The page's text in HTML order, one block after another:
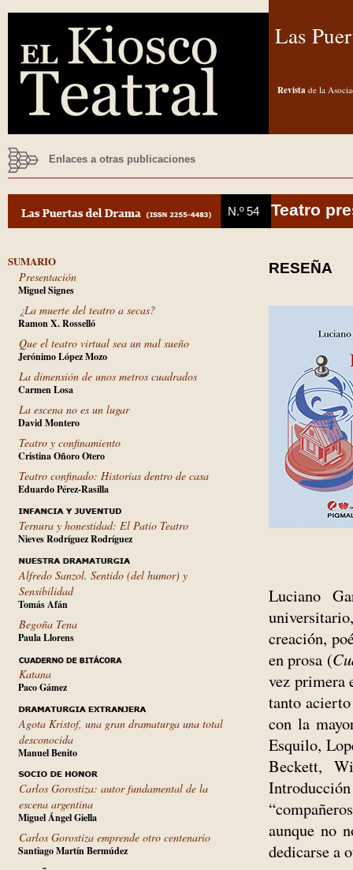
Las
Revista de la
Enlaces a otras publicaciones
SUMARIO
Presentación
Miguel Signes
¿La muerte del teatro a secas?
Ramon X. Rosselló
Que el teatro virtual sea un mal sueño
Jerónimo López Mozo
La dimensión de unos metros cuadrados
Carmen Losa
La escena no es un lugar
David Montero
Teatro y confinamiento
Cristina Oñoro Otero
Teatro confinado: Historias dentro de casa
Eduardo Pérez-Rasilla
Ternura y honestidad: El Patio Teatro
Nieves Rodríguez Rodríguez
Alfredo Sanzol. Sentido (del humor) y
Sensibilidad
Tomás Afán
Begoña Tena
Paula Llorens
Katana
Paco Gámez
Agota Kristof, una gran dramaturga una total
desconocida
Manuel Benito
Carlos Gorostiza: autor fundamental de la
escena argentina
Miguel Ángel Giella
Carlos Gorostiza emprende otro centenario
Santiago Martín Bermúdez
N.º 54 Teatro
RESEÑA
Luciano
creación,
en prosa (
vez primera
tanto
con la
Esquilo,
Beckett,
aunque no
dedicarse a